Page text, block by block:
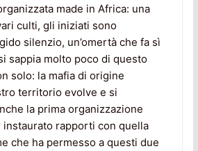
made in Africa: una
culti, gli iniziati sono
silenzio, un’omertà che fa sì
sappia molto poco di questo
solo: la mafia di origine
territorio evolve e si
la prima organizzazione
instaurato rapporti con quella
che ha permesso a questi due